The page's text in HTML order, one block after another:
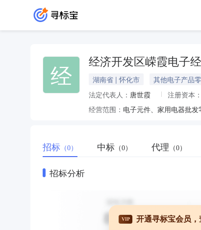
经 经济开发区嵘霞电子
湖南省 | 怀化市 其他电子产品
法定代表人： 唐世霞 注册资本：
经营范围： 电子元件、家用电器批
招标 （0） 中标 （0） 代理 （0）
招标分析
VIP 开通寻标宝会员